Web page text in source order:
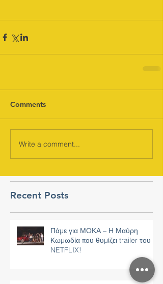
Comments
Write a comment...
Recent Posts
Πάμε για ΜΟΚΑ – Η Μαύρη
Κωμωδία που θυμίζει trailer του
NETFLIX!